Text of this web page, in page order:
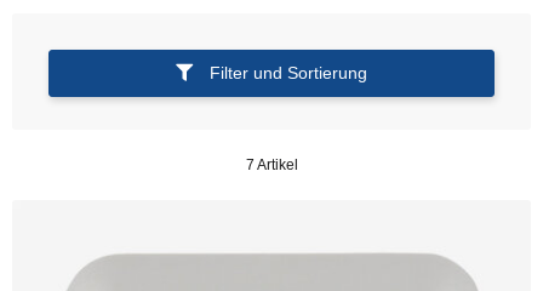
Filter und Sortierung
7 Artikel